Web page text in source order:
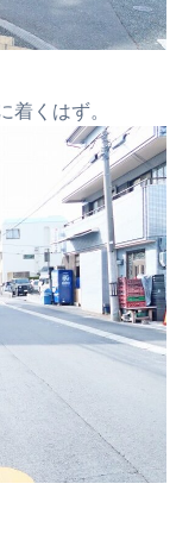
着くはず。